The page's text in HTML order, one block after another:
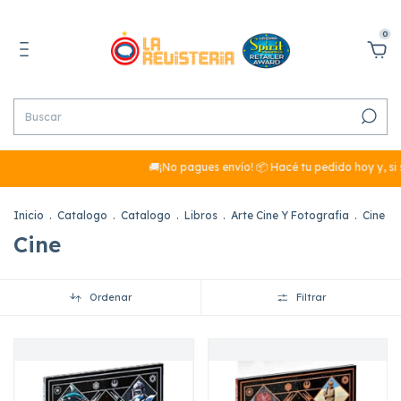
0
🚚¡No pagues envío! 📦 Hacé tu pedido hoy y, si
Inicio . Catalogo . Catalogo . Libros . Arte Cine Y Fotografia . Cine
Cine
Ordenar Filtrar